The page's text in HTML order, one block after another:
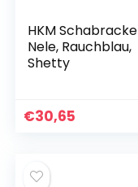
HKM Schabracke
Nele, Rauchblau,
Shetty
€30,65